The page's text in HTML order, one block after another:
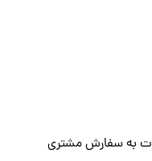
به سفارش مشتری